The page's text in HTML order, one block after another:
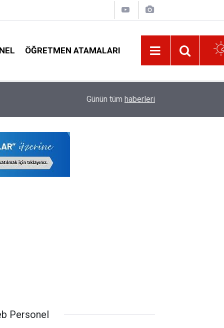
ÖĞRETMEN ATAMALARI
Bakan Tekin Açıkladı, YKS'de Sistem Değil
Günün tüm haberleri
Personel